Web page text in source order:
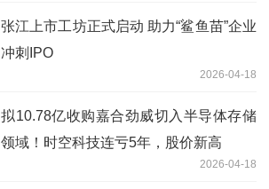
张江上市工坊正式启动 助力“鲨鱼苗”企业
冲刺IPO
2026-04-18
拟10.78亿收购嘉合劲威切入半导体存储
领域！时空科技连亏5年，股价新高
2026-04-18